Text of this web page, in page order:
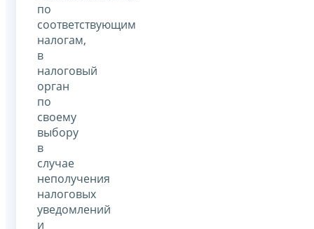
по
соответствующим
налогам,
в
налоговый
орган
по
своему
выбору
в
случае
неполучения
налоговых
уведомлений
и